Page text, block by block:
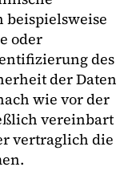
beispielsweise
oder
des
der Daten
wie vor der
vereinbart
vertraglich die